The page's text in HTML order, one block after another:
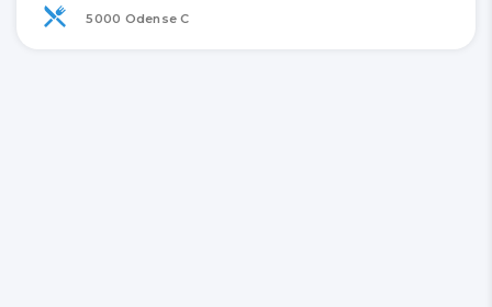
5000 Odense C